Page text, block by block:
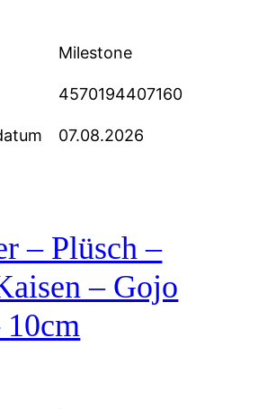
Milestone
4570194407160
07.08.2026
– Plüsch –
– Gojo
10cm